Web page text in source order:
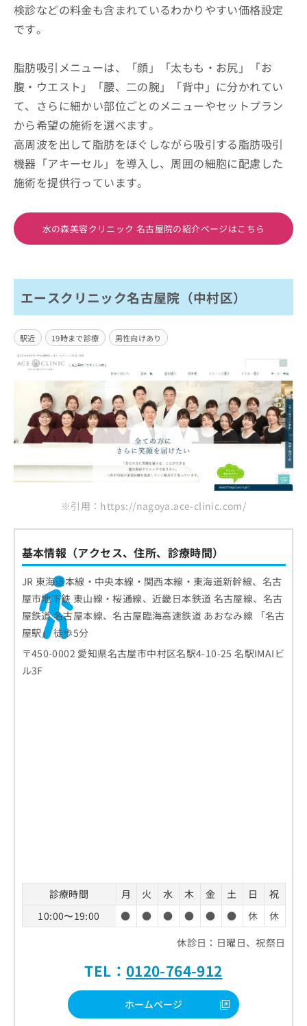
検診などの料金も含まれているわかりやすい価格設定
です。
脂肪吸引メニューは、「顔」「太もも・お尻」「お
腹・ウエスト」「腰、二の腕」「背中」に分かれてい
て、さらに細かい部位ごとのメニューやセットプラン
から希望の施術を選べます。
高周波を出して脂肪をほぐしながら吸引する脂肪吸引
機器「アキーセル」を導入し、周囲の細胞に配慮した
施術を提供行っています。
水の森美容クリニック 名古屋院の紹介ページはこちら
エースクリニック名古屋院（中村区）
駅近 19時まで診療 男性向けあり
※引用：https://nagoya.ace-clinic.com/
基本情報（アクセス、住所、診療時間）
JR 東海道本線・中央本線・関西本線・東海道新幹線、名古
屋市地下鉄 東山線・桜通線、近畿日本鉄道 名古屋線、名古
屋鉄道 名古屋本線、名古屋臨海高速鉄道 あおなみ線 「名古
屋駅」 徒歩5分
〒450-0002 愛知県名古屋市中村区名駅4-10-25 名駅IMAIビ
ル3F
診療時間 月 火 水 木 金 土 日
祝
10:00〜19:00
● ● ● ● ● ● 休
休
休診日：日曜日、祝祭日
TEL： 0120-764-912
ホームページ